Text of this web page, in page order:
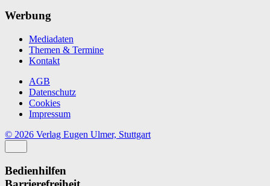
Werbung
Mediadaten
Themen & Termine
Kontakt
AGB
Datenschutz
Cookies
Impressum
© 2026 Verlag Eugen Ulmer, Stuttgart
Bedienhilfen